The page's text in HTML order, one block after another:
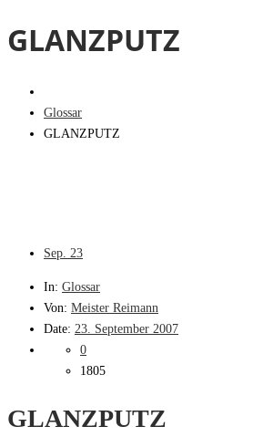
GLANZPUTZ
Glossar
GLANZPUTZ
Sep. 23
In: Glossar
Von: Meister Reimann
Date: 23. September 2007
0
1805
GLANZPUTZ